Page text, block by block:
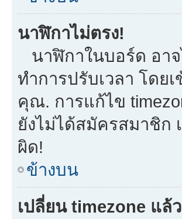
นาฬิกาไม่ตรง!
นาฬิกาในบอร์ด อา
ทำการปรับเวลา โดย
คุณ. การแก้ไข
ยังไม่ได้สมัครสมาชิ
ผิด!
ข้างบน
เปลี่ยน timezone แล้